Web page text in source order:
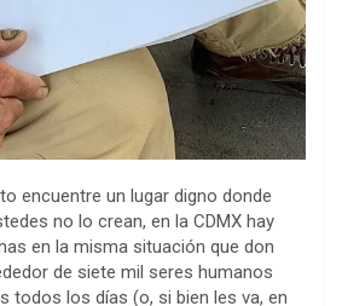
encuentre un lugar digno donde
no lo crean, en la CDMX hay
en la misma situación que don
de siete mil seres humanos
todos los días (o, si bien les va, en